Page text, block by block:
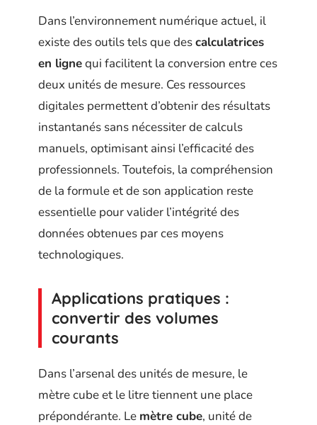
Dans l’environnement numérique actuel, il
existe des outils tels que descalculatrices
en lignequi facilitent la conversion entre ces
deux unités de mesure. Ces ressources
digitales permettent d’obtenir des résultats
instantanés sans nécessiter de calculs
manuels, optimisant ainsi l’efficacité des
professionnels. Toutefois, la compréhension
de la formule et de son application reste
essentielle pour valider l’intégrité des
données obtenues par ces moyens
technologiques.
Applications pratiques :
convertir des volumes
courants
Dans l’arsenal des unités de mesure, le
mètre cube et le litre tiennent une place
prépondérante. Le mètre cube, unité de